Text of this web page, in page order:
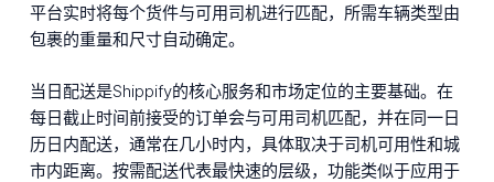
平台实时将每个货件与可用司机进行匹配，所需车辆类型由
包裹的重量和尺寸自动确定。
当日配送是Shippify的核心服务和市场定位的主要基础。在
每日截止时间前接受的订单会与可用司机匹配，并在同一日
历日内配送，通常在几小时内，具体取决于司机可用性和城
市内距离。按需配送代表最快速的层级，功能类似于应用于